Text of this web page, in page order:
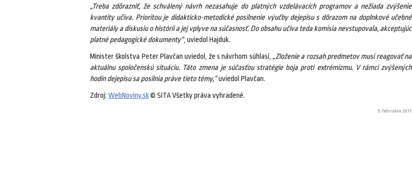
„Treba zdôrazniť, že schválený návrh nezasahuje do platných vzdelávacích programov a nežiada zvýšenie
kvantity učiva. Prioritou je didakticko-metodické posilnenie výučby dejepisu s dôrazom na doplnkové učebné
materiály a diskusiu o histórii a jej vplyve na súčasnosť. Do obsahu učiva teda komisia nevstupovala, akceptujúc
platné pedagogické dokumenty“, uviedol Hajduk.
Minister školstva Peter Plavčan uviedol, že s návrhom súhlasí, „Zloženie a rozsah predmetov musí reagovať na
aktuálnu spoločenskú situáciu. Táto zmena je súčasťou stratégie boja proti extrémizmu. V rámci zvýšených
hodín dejepisu sa posilnia práve tieto témy,“uviedol Plavčan.
Zdroj: WebNoviny.sk© SITA Všetky práva vyhradené.
5. februára 2017